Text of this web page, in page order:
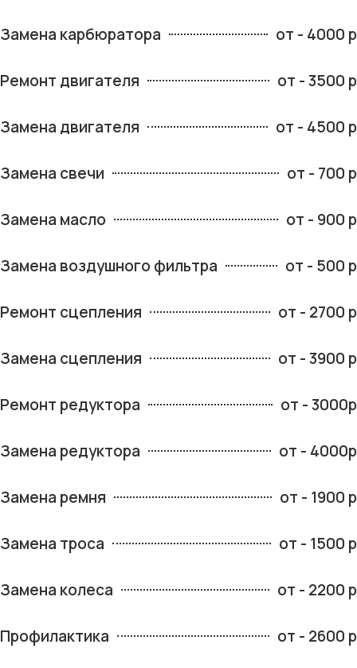
Замена карбюратора от - 4000 р
Ремонт двигателя от - 3500 р
Замена двигателя от - 4500 р
Замена свечи от - 700 р
Замена масло от - 900 р
Замена воздушного фильтра от - 500 р
Ремонт сцепления от - 2700 р
Замена сцепления от - 3900 р
Ремонт редуктора от - 3000р
Замена редуктора от - 4000р
Замена ремня от - 1900 р
Замена троса от - 1500 р
Замена колеса от - 2200 р
Профилактика от - 2600 р